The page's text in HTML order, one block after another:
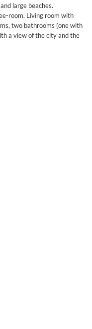
large beaches.
room. Living room with
two bathrooms (one with
a view of the city and the